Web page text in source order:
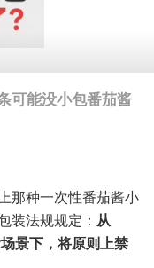
可能没小包番茄酱
那种一次性番茄酱小
装法规规定： 从
景下，将原则上禁